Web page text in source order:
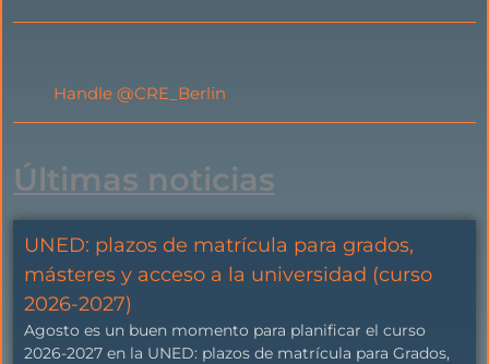
Handle @CRE_Berlin
Últimas noticias
UNED: plazos de matrícula para grados,
másteres y acceso a la universidad (curso
2026-2027)
Agosto es un buen momento para planificar el curso
2026-2027 en la UNED: plazos de matrícula para Grados,